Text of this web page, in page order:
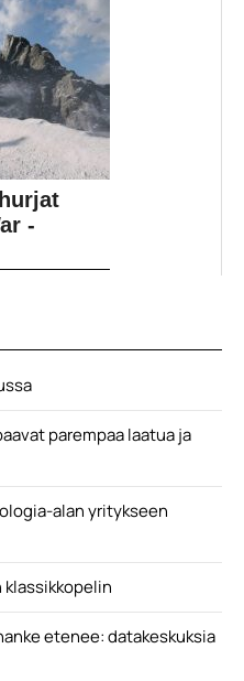
PlayStation
-
parempaa laatua ja
alan yritykseen
klassikkopelin
etenee: datakeskuksia